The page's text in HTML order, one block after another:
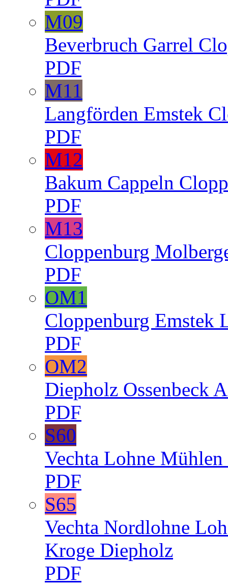
M09
Beverbruch Garrel
PDF
M11
Langförden Emstek
PDF
M12
Bakum Cappeln
PDF
M13
Cloppenburg
PDF
OM1
Cloppenburg Emstek
PDF
OM2
Diepholz Ossenbeck
PDF
S60
Vechta Lohne Mühlen
PDF
S65
Vechta Nordlohne
Kroge Diepholz
PDF